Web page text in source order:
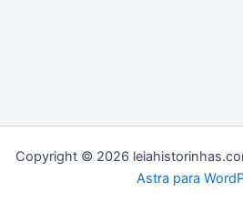
Copyright © 2026
Astra para